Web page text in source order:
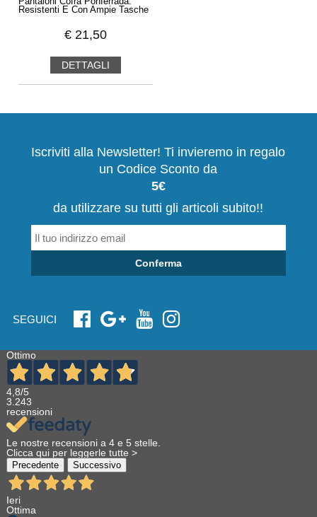
Resistenti E Con Ampie Tasche
€ 21,50
DETTAGLI
Iscriviti alla Newsletter! Ti invieremo in regalo
un Codice Sconto da
5€
da utilizzare su tutti gli articoli subito!!
Conferma
SEGUICI
Ottimo
4,8/5
3.243
recensioni
Le nostre recensioni a 4 e 5 stelle.
Clicca qui per leggerle tutte >
Precedente Successivo
Ieri
Ottima